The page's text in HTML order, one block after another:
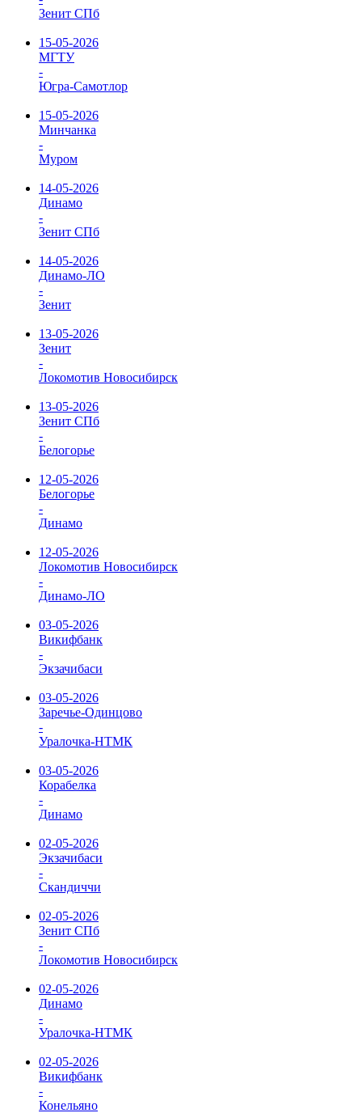
Зенит СПб
15-05-2026
МГТУ
-
Югра-Самотлор
15-05-2026
Минчанка
-
Муром
14-05-2026
Динамо
-
Зенит СПб
14-05-2026
Динамо-ЛО
-
Зенит
13-05-2026
Зенит
-
Локомотив Новосибирск
13-05-2026
Зенит СПб
-
Белогорье
12-05-2026
Белогорье
-
Динамо
12-05-2026
Локомотив Новосибирск
-
Динамо-ЛО
03-05-2026
Викифбанк
-
Экзачибаси
03-05-2026
Заречье-Одинцово
-
Уралочка-НТМК
03-05-2026
Корабелка
-
Динамо
02-05-2026
Экзачибаси
-
Скандиччи
02-05-2026
Зенит СПб
-
Локомотив Новосибирск
02-05-2026
Динамо
-
Уралочка-НТМК
02-05-2026
Викифбанк
-
Конельяно